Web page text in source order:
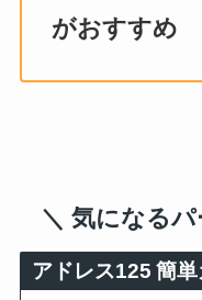
がおすすめ
＼ 気になる
アドレス125 簡